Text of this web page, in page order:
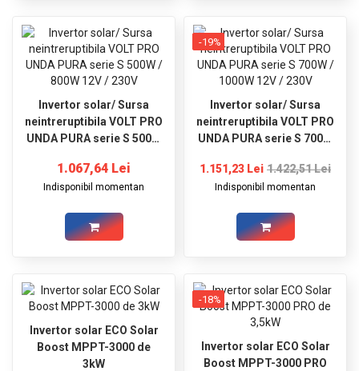
Invertor solar/ Sursa
neintreruptibila VOLT PRO
UNDA PURA serie S 500W
1.067,64 Lei
Indisponibil momentan
-19%
Invertor solar/ Sursa
neintreruptibila VOLT PRO
UNDA PURA serie S 700W
1.151,23 Lei 1.422,51 Lei
Indisponibil momentan
Invertor solar ECO Solar
Boost MPPT-3000 de
3kW
-18%
Invertor solar ECO Solar
Boost MPPT-3000 PRO